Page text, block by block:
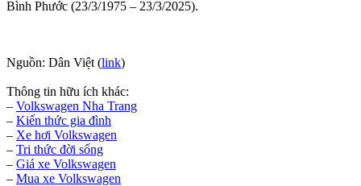
Bình Phước (23/3/1975 – 23/3/2025).
Nguồn: Dân Việt (link)
Thông tin hữu ích khác:
– Volkswagen Nha Trang
– Kiến thức gia đình
– Xe hơi Volkswagen
– Tri thức đời sống
– Giá xe Volkswagen
– Mua xe Volkswagen